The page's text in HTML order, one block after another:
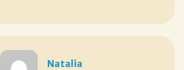
Natalia